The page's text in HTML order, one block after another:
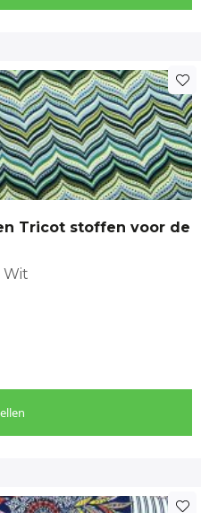
Tricot stoffen voor de
Wit